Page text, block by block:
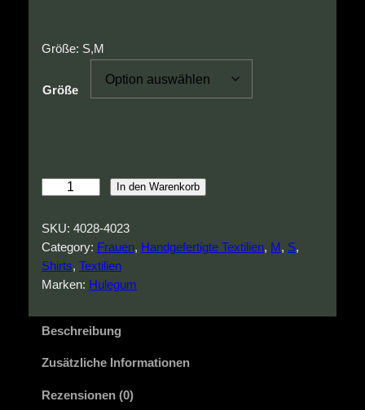
Größe: S,M
Größe
a
c
k
L
a
f
o
In den Warenkorb
SKU: 4028-4023
Category: Frauen, Handgefertigte Textilien, M , S
Shirts, Textilien
Marken: Hulegum
Beschreibung
Zusätzliche Informationen
Rezensionen (0)